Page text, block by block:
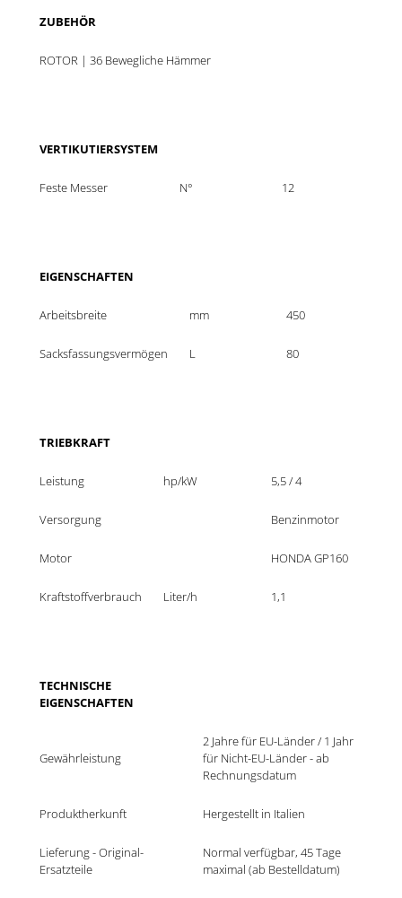
ZUBEHÖR
ROTOR | 36 Bewegliche Hämmer
VERTIKUTIERSYSTEM
Feste Messer N° 12
EIGENSCHAFTEN
Arbeitsbreite mm 450
Sacksfassungsvermögen L 80
TRIEBKRAFT
Leistung hp/kW 5,5 / 4
Versorgung Benzinmotor
Motor HONDA GP160
Kraftstoffverbrauch Liter/h 1,1
TECHNISCHE
EIGENSCHAFTEN
Gewährleistung
2 Jahre für EU-Länder / 1 Jahr
für Nicht-EU-Länder - ab
Rechnungsdatum
Produktherkunft Hergestellt in Italien
Lieferung - Original-
Ersatzteile
Normal verfügbar, 45 Tage
maximal (ab Bestelldatum)